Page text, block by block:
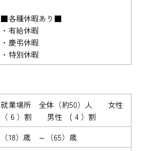
■各種休暇あり■
・有給休暇
・慶弔休暇
・特別休暇
就業場所 全体（約50）人 女性
（ 6 ）割 男性 ( 4 ）割
（18）歳 ～（65）歳